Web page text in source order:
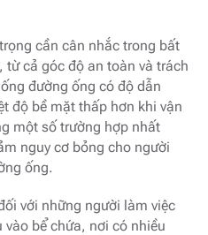
cần cân nhắc trong bất
từ cả góc độ an toàn và trách
đường ống có độ dẫn
độ bề mặt thấp hơn khi vận
một số trường hợp nhất
nguy cơ bỏng cho người
ống.
với những người làm việc
bể chứa, nơi có nhiều